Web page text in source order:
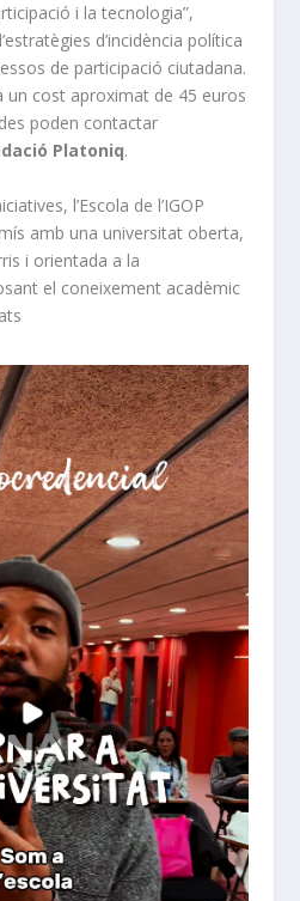
i la tecnologia”,
d’incidència política
de participació ciutadana.
cost aproximat de 45 euros
poden contactar
Platoniq.
l’Escola de l’IGOP
amb una universitat oberta,
i orientada a la
el coneixement acadèmic